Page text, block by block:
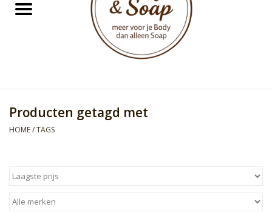
Doucheproducten
Kids Collection
Producten getagd met
HOME/TAGS